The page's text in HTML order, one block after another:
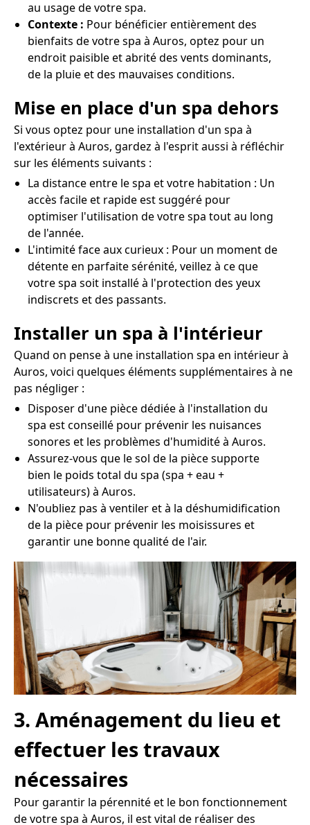
au usage de votre spa.
Contexte : Pour bénéficier entièrement des
bienfaits de votre spa à Auros, optez pour un
endroit paisible et abrité des vents dominants,
de la pluie et des mauvaises conditions.
Mise en place d'un spa dehors
Si vous optez pour une installation d'un spa à
l'extérieur à Auros, gardez à l'esprit aussi à réfléchir
sur les éléments suivants :
La distance entre le spa et votre habitation : Un
accès facile et rapide est suggéré pour
optimiser l'utilisation de votre spa tout au long
de l'année.
L'intimité face aux curieux : Pour un moment de
détente en parfaite sérénité, veillez à ce que
votre spa soit installé à l'protection des yeux
indiscrets et des passants.
Installer un spa à l'intérieur
Quand on pense à une installation spa en intérieur à
Auros, voici quelques éléments supplémentaires à ne
pas négliger :
Disposer d'une pièce dédiée à l'installation du
spa est conseillé pour prévenir les nuisances
sonores et les problèmes d'humidité à Auros.
Assurez-vous que le sol de la pièce supporte
bien le poids total du spa (spa + eau +
utilisateurs) à Auros.
N'oubliez pas à ventiler et à la déshumidification
de la pièce pour prévenir les moisissures et
garantir une bonne qualité de l'air.
3. Aménagement du lieu et
effectuer les travaux
nécessaires
Pour garantir la pérennité et le bon fonctionnement
de votre spa à Auros, il est vital de réaliser des